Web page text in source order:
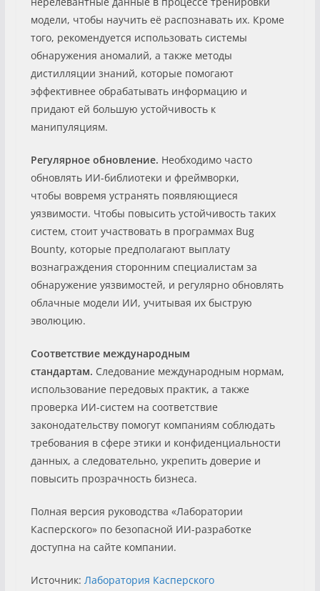
модели, чтобы научить её распознавать их. Кроме
того, рекомендуется использовать системы
обнаружения аномалий, а также методы
дистилляции знаний, которые помогают
эффективнее обрабатывать информацию и
придают ей большую устойчивость к
манипуляциям.
Регулярное обновление. Необходимо часто
обновлять ИИ-библиотеки и фреймворки,
чтобы вовремя устранять появляющиеся
уязвимости. Чтобы повысить устойчивость таких
систем, стоит участвовать в программах Bug
Bounty, которые предполагают выплату
вознаграждения сторонним специалистам за
обнаружение уязвимостей, и регулярно обновлять
облачные модели ИИ, учитывая их быструю
эволюцию.
Соответствие международным
стандартам. Следование международным нормам,
использование передовых практик, а также
проверка ИИ-систем на соответствие
законодательству помогут компаниям соблюдать
требования в сфере этики и конфиденциальности
данных, а следовательно, укрепить доверие и
повысить прозрачность бизнеса.
Полная версия руководства «Лаборатории
Касперского» по безопасной ИИ-разработке
доступна на сайте компании.
Источник: Лаборатория Касперского